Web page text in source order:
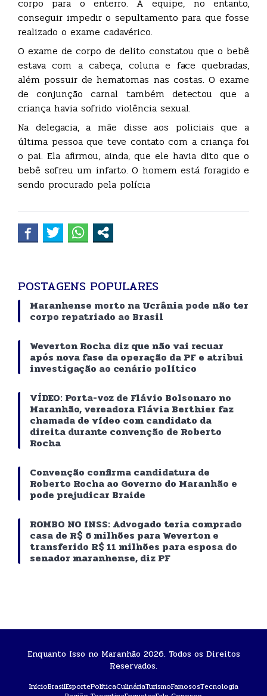
corpo para o enterro. A equipe, no entanto,
conseguir impedir o sepultamento para que fosse
realizado o exame cadavérico.
O exame de corpo de delito constatou que o bebê
estava com a cabeça, coluna e face quebradas,
além possuir de hematomas nas costas. O exame
de conjunção carnal também detectou que a
criança havia sofrido violência sexual.
Na delegacia, a mãe disse aos policiais que a
última pessoa que teve contato com a criança foi
o pai. Ela afirmou, ainda, que ele havia dito que o
bebê sofreu um infarto. O homem está foragido e
sendo procurado pela polícia
POSTAGENS POPULARES
Maranhense morto na Ucrânia pode não ter
corpo repatriado ao Brasil
Weverton Rocha diz que não vai recuar
após nova fase da operação da PF e atribui
investigação ao cenário político
VÍDEO: Porta-voz de Flávio Bolsonaro no
Maranhão, vereadora Flávia Berthier faz
chamada de vídeo com candidato da
direita durante convenção de Roberto
Rocha
Convenção confirma candidatura de
Roberto Rocha ao Governo do Maranhão e
pode prejudicar Braide
ROMBO NO INSS: Advogado teria comprado
casa de R$ 6 milhões para Weverton e
transferido R$ 11 milhões para esposa do
senador maranhense, diz PF
Enquanto Isso no Maranhão 2026. Todos os Direitos
Reservados.
InícioBrasilEsportePolíticaCulináriaTurismoFamososTecnologia